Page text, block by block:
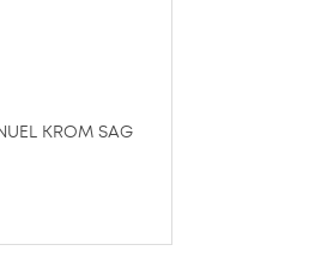
KROM SAG